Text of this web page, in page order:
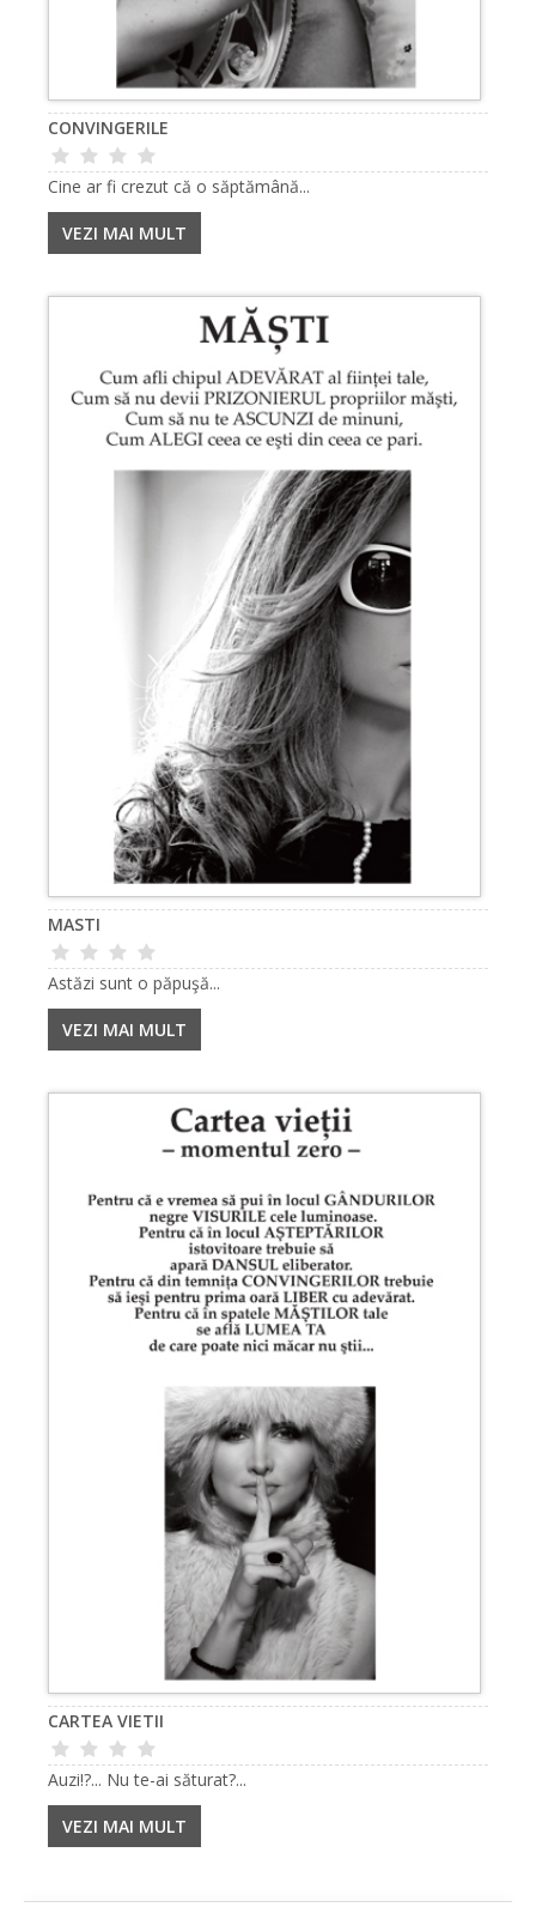
CONVINGERILE
Cine ar fi crezut că o săptămână...
VEZI MAI MULT
MASTI
Astăzi sunt o păpuşă...
VEZI MAI MULT
CARTEA VIETII
Auzi!?... Nu te-ai săturat?...
VEZI MAI MULT